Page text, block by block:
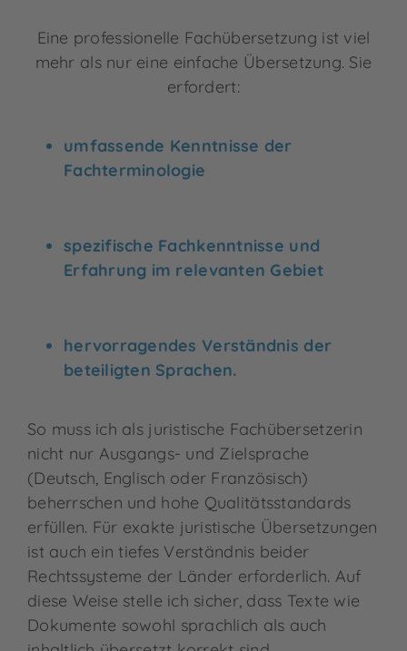
Eine professionelle Fachübersetzung ist viel
mehr als nur eine einfache Übersetzung. Sie
erfordert:
umfassende Kenntnisse der
Fachterminologie
spezifische Fachkenntnisse und
Erfahrung im relevanten Gebiet
hervorragendes Verständnis der
beteiligten Sprachen.
So muss ich als juristische Fachübersetzerin
nicht nur Ausgangs- und Zielsprache
(Deutsch, Englisch oder Französisch)
beherrschen und hohe Qualitätsstandards
erfüllen. Für exakte juristische Übersetzungen
ist auch ein tiefes Verständnis beider
Rechtssysteme der Länder erforderlich. Auf
diese Weise stelle ich sicher, dass Texte wie
Dokumente sowohl sprachlich als auch